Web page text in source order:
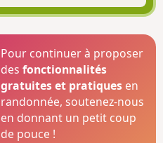
Pour continuer à proposer
desfonctionnalités
gratuites et pratiques en
randonnée, soutenez-nous
en donnant un petit coup
de pouce !